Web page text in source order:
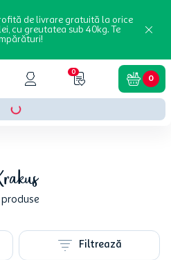
de livrare gratuită la orice
cu greutatea sub 40kg. Te
0
0
produse
Filtrează